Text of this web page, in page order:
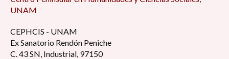
UNAM
CEPHCIS - UNAM
Ex Sanatorio Rendón Peniche
C. 43 SN, Industrial, 97150